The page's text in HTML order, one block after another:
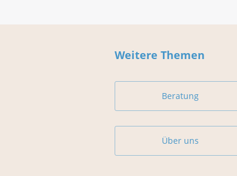
Weitere Themen
Beratung
Über uns